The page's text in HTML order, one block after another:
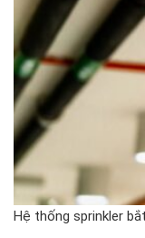
Hệ thống sprinkler